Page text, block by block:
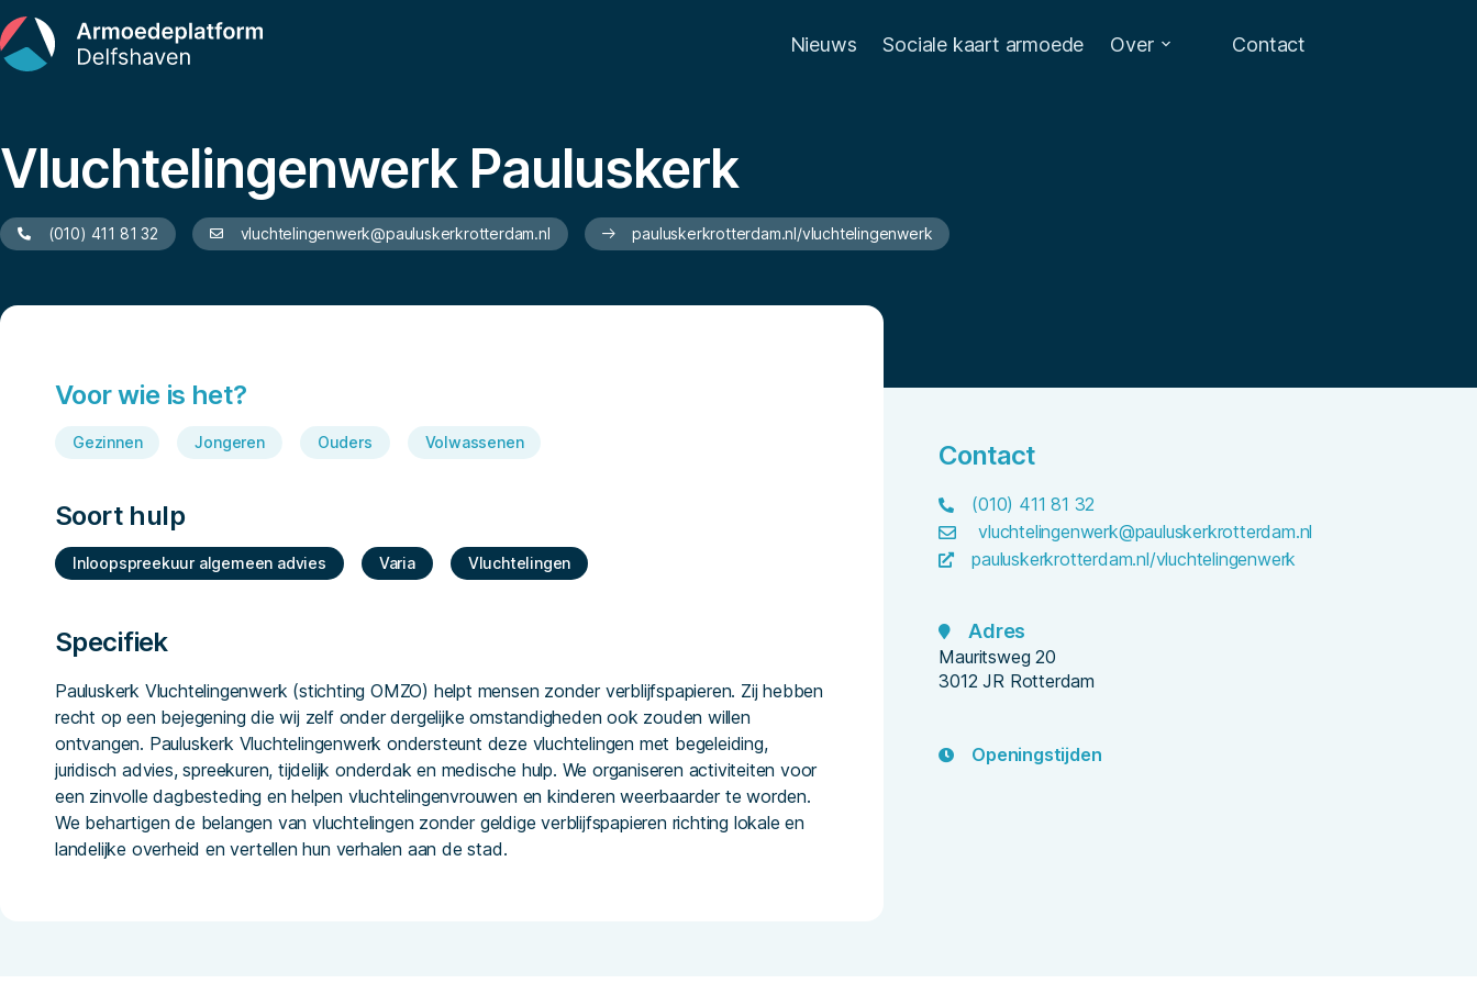
Nieuws Sociale kaart armoede Over Contact
Vluchtelingenwerk Pauluskerk
(010) 411 81 32 vluchtelingenwerk@pauluskerkrotterdam.nl pauluskerkrotterdam.nl/vluchtelingenwerk
Voor wie is het?
Gezinnen Jongeren Ouders Volwassenen
Soort hulp
Inloopspreekuur algemeen advies Varia Vluchtelingen
Specifiek
Pauluskerk Vluchtelingenwerk (stichting OMZO) helpt mensen zonder verblijfspapieren. Zij hebben
recht op een bejegening die wij zelf onder dergelijke omstandigheden ook zouden willen
ontvangen. Pauluskerk Vluchtelingenwerk ondersteunt deze vluchtelingen met begeleiding,
juridisch advies, spreekuren, tijdelijk onderdak en medische hulp. We organiseren activiteiten voor
een zinvolle dagbesteding en helpen vluchtelingenvrouwen en kinderen weerbaarder te worden.
We behartigen de belangen van vluchtelingen zonder geldige verblijfspapieren richting lokale en
landelijke overheid en vertellen hun verhalen aan de stad.
Contact
(010) 411 81 32
vluchtelingenwerk@pauluskerkrotterdam.nl
pauluskerkrotterdam.nl/vluchtelingenwerk
Adres
Mauritsweg 20
3012 JR Rotterdam
Openingstijden